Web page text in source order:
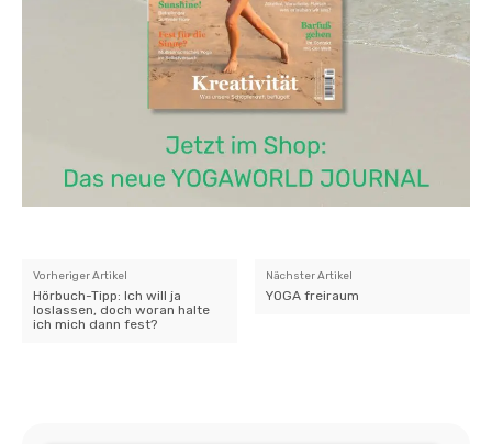
Vorheriger Artikel
Hörbuch-Tipp: Ich will ja
loslassen, doch woran halte
ich mich dann fest?
Nächster Artikel
YOGA freiraum